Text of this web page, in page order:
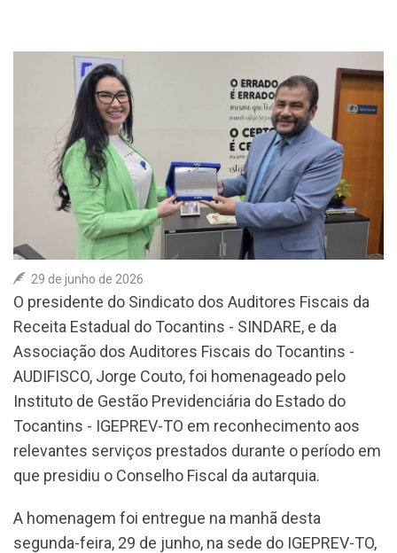
CONTATO
29 de junho de 2026
O presidente do Sindicato dos Auditores Fiscais da
Receita Estadual do Tocantins - SINDARE, e da
Associação dos Auditores Fiscais do Tocantins -
AUDIFISCO, Jorge Couto, foi homenageado pelo
Instituto de Gestão Previdenciária do Estado do
Tocantins - IGEPREV-TO em reconhecimento aos
relevantes serviços prestados durante o período em
que presidiu o Conselho Fiscal da autarquia.
A homenagem foi entregue na manhã desta
segunda-feira, 29 de junho, na sede do IGEPREV-TO,